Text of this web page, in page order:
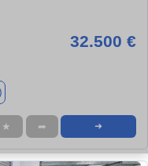
32.500 €
★ ➦ ➜